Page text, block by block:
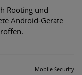
Rooting und
Android-Geräte
Mobile Security